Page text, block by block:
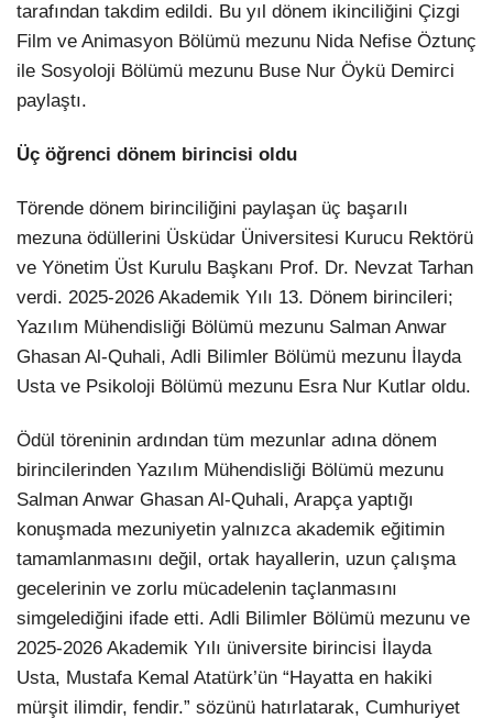
tarafından takdim edildi. Bu yıl dönem ikinciliğini Çizgi
Film ve Animasyon Bölümü mezunu Nida Nefise Öztunç
ile Sosyoloji Bölümü mezunu Buse Nur Öykü Demirci
paylaştı.
Üç öğrenci dönem birincisi oldu
Törende dönem birinciliğini paylaşan üç başarılı
mezuna ödüllerini Üsküdar Üniversitesi Kurucu Rektörü
ve Yönetim Üst Kurulu Başkanı Prof. Dr. Nevzat Tarhan
verdi. 2025-2026 Akademik Yılı 13. Dönem birincileri;
Yazılım Mühendisliği Bölümü mezunu Salman Anwar
Ghasan Al-Quhali, Adli Bilimler Bölümü mezunu İlayda
Usta ve Psikoloji Bölümü mezunu Esra Nur Kutlar oldu.
Ödül töreninin ardından tüm mezunlar adına dönem
birincilerinden Yazılım Mühendisliği Bölümü mezunu
Salman Anwar Ghasan Al-Quhali, Arapça yaptığı
konuşmada mezuniyetin yalnızca akademik eğitimin
tamamlanmasını değil, ortak hayallerin, uzun çalışma
gecelerinin ve zorlu mücadelenin taçlanmasını
simgelediğini ifade etti. Adli Bilimler Bölümü mezunu ve
2025-2026 Akademik Yılı üniversite birincisi İlayda
Usta, Mustafa Kemal Atatürk’ün “Hayatta en hakiki
mürşit ilimdir, fendir.” sözünü hatırlatarak, Cumhuriyet